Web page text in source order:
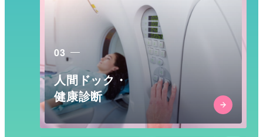
03
人間ドック・
健康診断